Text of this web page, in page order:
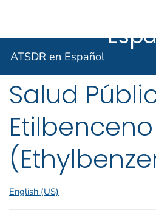
ATSDR en Español
Resúmenes
Salud
Etilbenceno
English (US)